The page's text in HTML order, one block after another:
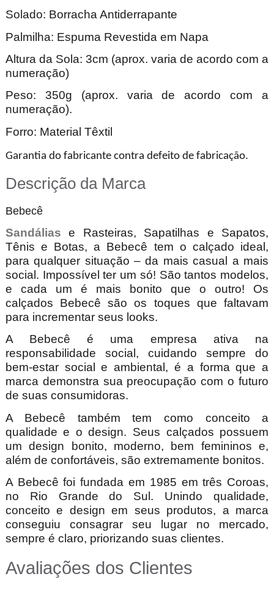
Solado: Borracha Antiderrapante
Palmilha: Espuma Revestida em Napa
Altura da Sola: 3cm (aprox. varia de acordo com a
numeração)
Peso: 350g (aprox. varia de acordo com a
numeração).
Forro: Material Têxtil
Garantia do fabricante contra defeito de fabricação.
Descrição da Marca
Bebecê
Sandálias e Rasteiras, Sapatilhas e Sapatos,
Tênis e Botas, a Bebecê tem o calçado ideal,
para qualquer situação – da mais casual a mais
social. Impossível ter um só! São tantos modelos,
e cada um é mais bonito que o outro! Os
calçados Bebecê são os toques que faltavam
para incrementar seus looks.
A Bebecê é uma empresa ativa na
responsabilidade social, cuidando sempre do
bem-estar social e ambiental, é a forma que a
marca demonstra sua preocupação com o futuro
de suas consumidoras.
A Bebecê também tem como conceito a
qualidade e o design. Seus calçados possuem
um design bonito, moderno, bem femininos e,
além de confortáveis, são extremamente bonitos.
A Bebecê foi fundada em 1985 em três Coroas,
no Rio Grande do Sul. Unindo qualidade,
conceito e design em seus produtos, a marca
conseguiu consagrar seu lugar no mercado,
sempre é claro, priorizando suas clientes.
Avaliações dos Clientes